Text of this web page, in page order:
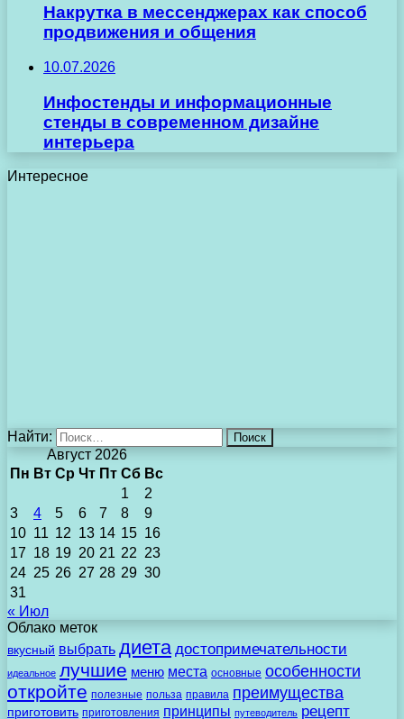
Накрутка в мессенджерах как способ
продвижения и общения
10.07.2026
Инфостенды и информационные
стенды в современном дизайне
интерьера
Интересное
Найти:
Август 2026
Пн Вт Ср Чт Пт Сб Вс
1
2
3
4 5 6 7 8
9
10 11 12 13 14 15 16
17 18 19 20 21 22 23
24 25 26 27 28 29 30
31
« Июл
Облако меток
вкусный выбрать диета достопримечательности
идеальное лучшие меню места основные особенности
откройте полезные польза правила преимущества
приготовить приготовления принципы путеводитель рецепт